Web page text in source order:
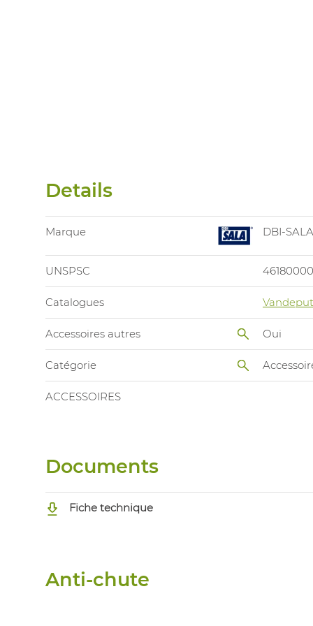
Details
Marque DBI-SALA
UNSPSC 46180000
Catalogues
Accessoires autres Oui
Catégorie
ACCESSOIRES
Documents
Fiche technique
Anti-chute